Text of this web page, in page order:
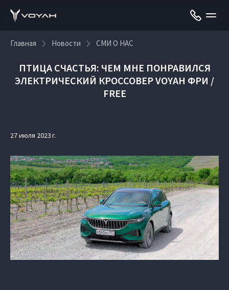
Главная Новости СМИ О НАС
ПТИЦА СЧАСТЬЯ: ЧЕМ МНЕ ПОНРАВИЛСЯ
ЭЛЕКТРИЧЕСКИЙ КРОССОВЕР VOYAH ФРИ /
FREE
27 июля 2023 г.